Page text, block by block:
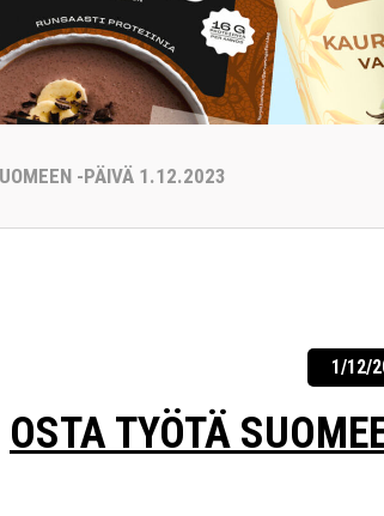
-PÄIVÄ 1.12.2023
1/12/
OSTA TYÖTÄ